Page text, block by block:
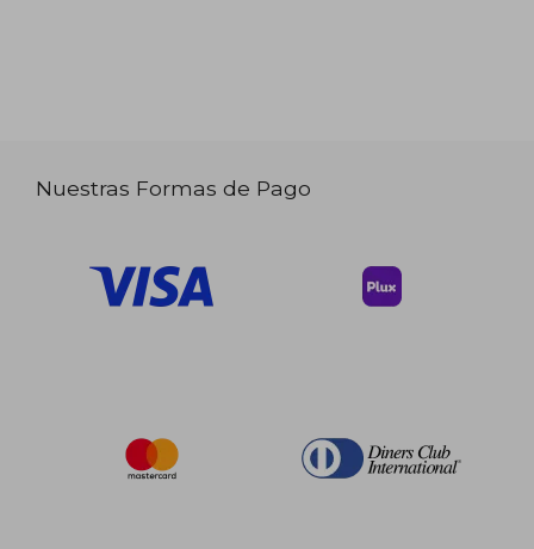
Nuestras Formas de Pago